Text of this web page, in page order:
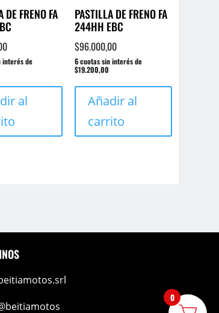
DE FRENO FA
interés de
al
PASTILLA DE FRENO FA
244HH EBC
$96.000,00
6 cuotas sin interés de
$19.200,00
Añadir al
carrito
0